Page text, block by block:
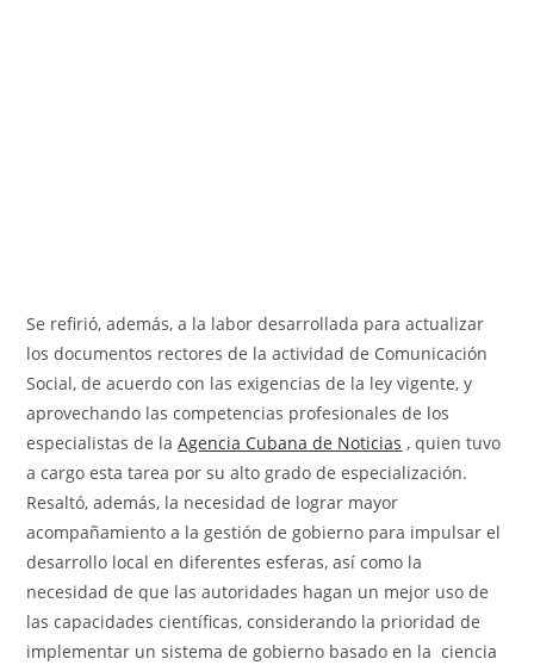
Se refirió, además, a la labor desarrollada para actualizar
los documentos rectores de la actividad de Comunicación
Social, de acuerdo con las exigencias de la ley vigente, y
aprovechando las competencias profesionales de los
especialistas de laAgencia Cubana de Noticias , quien tuvo
a cargo esta tarea por su alto grado de especialización.
Resaltó, además, la necesidad de lograr mayor
acompañamiento a la gestión de gobierno para impulsar el
desarrollo local en diferentes esferas, así como la
necesidad de que las autoridades hagan un mejor uso de
las capacidades científicas, considerando la prioridad de
implementar un sistema de gobierno basado en la ciencia